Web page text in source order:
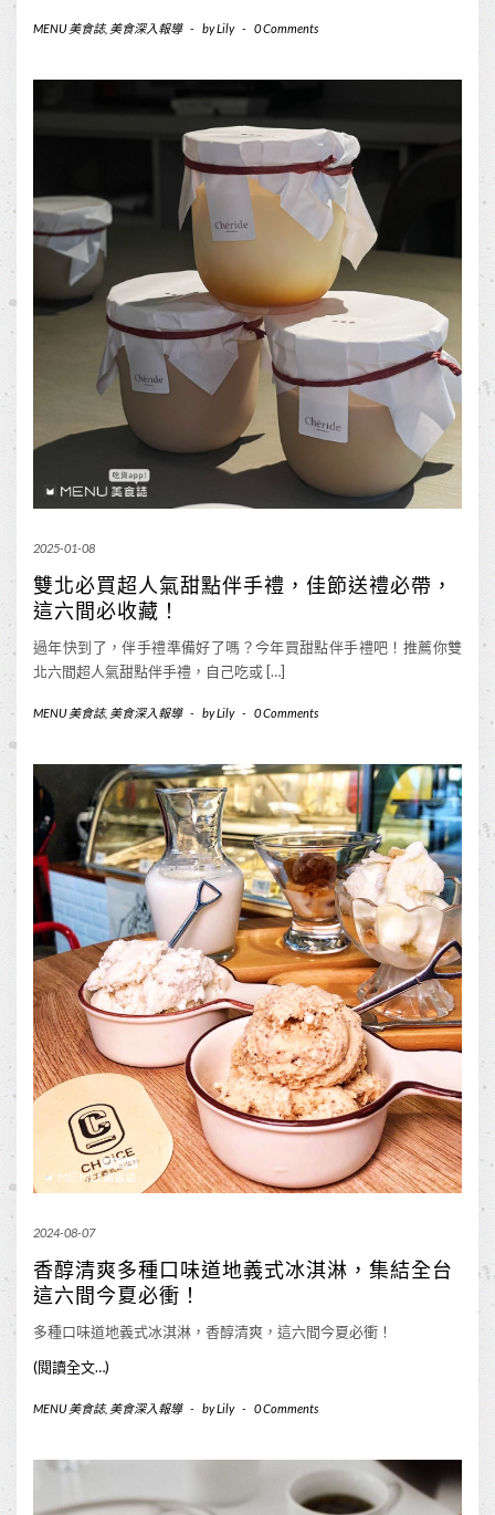
MENU 美食誌, 美食深入報導 - byLily - 0 Comments
2025-01-08
雙北必買超人氣甜點伴手禮，佳節送禮必帶，
這六間必收藏！
過年快到了，伴手禮準備好了嗎？今年買甜點伴手禮吧！推薦你雙
北六間超人氣甜點伴手禮，自己吃或 […]
MENU 美食誌, 美食深入報導 - byLily - 0 Comments
2024-08-07
香醇清爽多種口味道地義式冰淇淋，集結全台
這六間今夏必衝！
多種口味道地義式冰淇淋，香醇清爽，這六間今夏必衝！
(閱讀全文…)
MENU 美食誌, 美食深入報導 - byLily - 0 Comments